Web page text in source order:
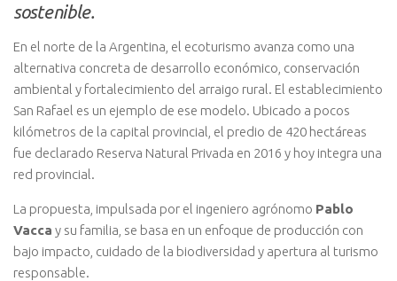
sostenible.
En el norte de la Argentina, el ecoturismo avanza como una
alternativa concreta de desarrollo económico, conservación
ambiental y fortalecimiento del arraigo rural. El establecimiento
San Rafael es un ejemplo de ese modelo. Ubicado a pocos
kilómetros de la capital provincial, el predio de 420 hectáreas
fue declarado Reserva Natural Privada en 2016 y hoy integra una
red provincial.
La propuesta, impulsada por el ingeniero agrónomo Pablo
Vacca y su familia, se basa en un enfoque de producción con
bajo impacto, cuidado de la biodiversidad y apertura al turismo
responsable.